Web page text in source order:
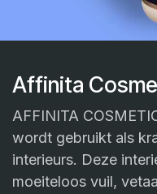
Affinita
AFFINITA
wordt gebruikt als
interieurs. Deze
moeiteloos vuil,